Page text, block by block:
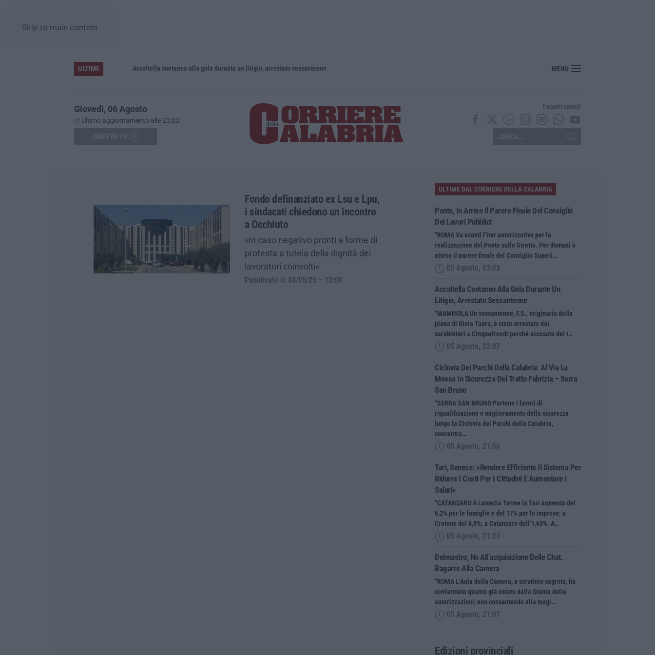
Skip to main content
ULTIME Accoltella coetaneo alla gola durante un litigio, arrestato sessantenne MENU
Giovedì, 06 Agosto
Ultimo aggiornamento alle 23:23
I nostri canali
Fondo definanziato ex Lsu e Lpu,
i sindacati chiedono un incontro
a Occhiuto
«In caso negativo pronti a forme di
protesta a tutela della dignità dei
lavoratori coinvolti»
Pubblicato il: 08/05/25 – 12:08
ULTIME DAL CORRIERE DELLA CALABRIA
Ponte, In Arrivo Il Parere Finale Del Consiglio
Dei Lavori Pubblici
“ROMA Va avanti l’iter autorizzativo per la
realizzazione del Ponte sullo Stretto. Per domani è
atteso il parere finale del Consiglio Superi…
05 Agosto, 23:23
Accoltella Coetaneo Alla Gola Durante Un
Litigio, Arrestato Sessantenne
“MAMMOLA Un sessantenne, F.S., originario della
piana di Gioia Tauro, è stato arrestato dai
carabinieri a Cinquefrondi perché accusato del t…
05 Agosto, 22:07
Ciclovia Dei Parchi Della Calabria: Al Via La
Messa In Sicurezza Del Tratto Fabrizia – Serra
San Bruno
“SERRA SAN BRUNO Partono i lavori di
riqualificazione e miglioramento della sicurezza
lungo la Ciclovia dei Parchi della Calabria,
concentra…
05 Agosto, 21:56
Tari, Senese: «Rendere Efficiente Il Sistema Per
Ridurre I Costi Per I Cittadini E Aumentare I
Salari»
“CATANZARO A Lamezia Terme la Tari aumenta del
6,2% per le famiglie e del 17% per le imprese; a
Crotone del 6,9%; a Catanzaro dell’1,63%. A…
05 Agosto, 21:23
Delmastro, No All’acquisizione Delle Chat.
Bagarre Alla Camera
“ROMA L’Aula della Camera, a scrutinio segreto, ha
confermato quanto già votato dalla Giunta delle
autorizzazioni, non consentendo alla magi…
05 Agosto, 21:07
Edizioni provinciali